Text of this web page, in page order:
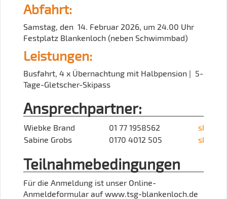
Abfahrt:
Samstag, den 14. Februar 2026, um 24.00 Uhr
Festplatz Blankenloch (neben Schwimmbad)
Leistungen:
Busfahrt, 4 x Übernachtung mit Halbpension | 5-
Tage-Gletscher-Skipass
Ansprechpartner:
Wiebke Brand 01 77 1958562
Sabine Grobs
0170 4012 505
Teilnahmebedingungen
Für die Anmeldung ist unser Online-
Anmeldeformular auf www.tsg-blankenloch.de